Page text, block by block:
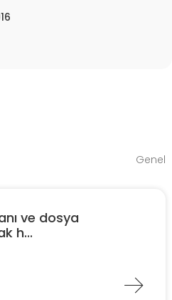
Genel
ve dosya
h...